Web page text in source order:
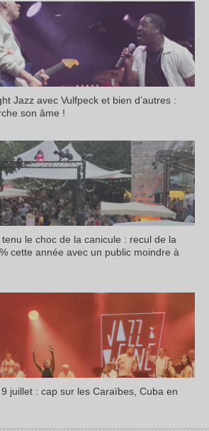
Jazz avec Vulfpeck et bien d’autres :
son âme !
le choc de la canicule : recul de la
cette année avec un public moindre à
juillet : cap sur les Caraïbes, Cuba en